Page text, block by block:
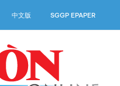
中文版 SGGP EPAPER